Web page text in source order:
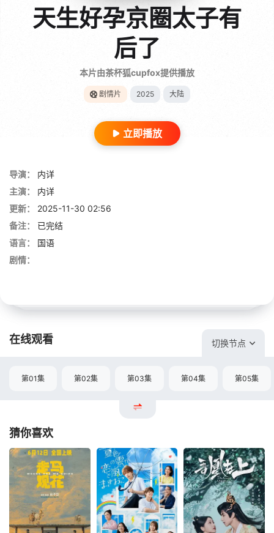
天生好孕京圈太子有
后了
本片由茶杯狐cupfox提供播放
剧情片 2025 大陆
立即播放
导演：
内详
主演：
内详
更新：
2025-11-30 02:56
备注：
已完结
语言：
国语
剧情：
在线观看 切换节点
第01集 第02集 第03集 第04集 第05集
猜你喜欢